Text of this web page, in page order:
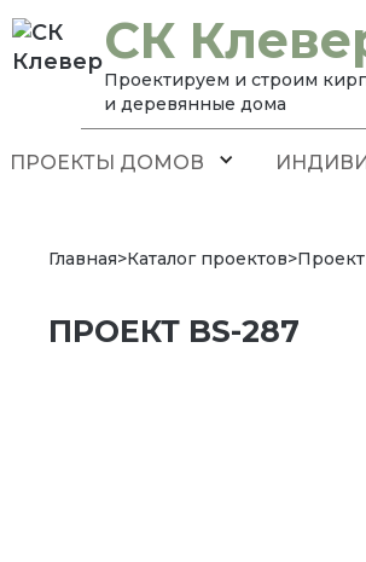
СК
Проектируем и строим
и деревянные дома
ПРОЕКТЫ ДОМОВ
Главная>Каталог проектов>
ПРОЕКТ BS-287